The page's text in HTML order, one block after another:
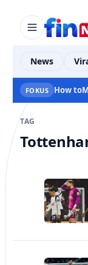
News
FOKUS How to
TAG